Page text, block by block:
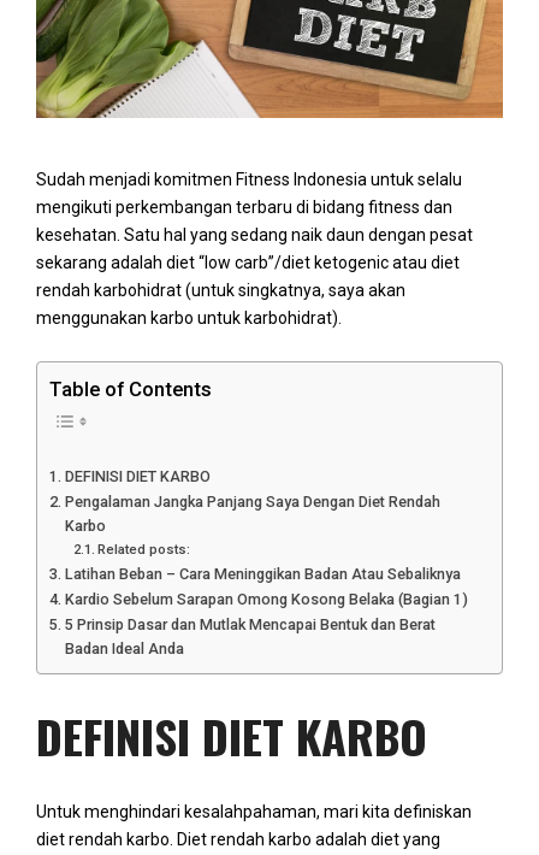
Sudah menjadi komitmen Fitness Indonesia untuk selalu
mengikuti perkembangan terbaru di bidang fitness dan
kesehatan. Satu hal yang sedang naik daun dengan pesat
sekarang adalah diet “low carb”/diet ketogenic atau diet
rendah karbohidrat (untuk singkatnya, saya akan
menggunakan karbo untuk karbohidrat).
Table of Contents
DEFINISI DIET KARBO
Pengalaman Jangka Panjang Saya Dengan Diet Rendah
Karbo
Related posts:
Latihan Beban – Cara Meninggikan Badan Atau Sebaliknya
Kardio Sebelum Sarapan Omong Kosong Belaka (Bagian 1)
5 Prinsip Dasar dan Mutlak Mencapai Bentuk dan Berat
Badan Ideal Anda
DEFINISI DIET KARBO
Untuk menghindari kesalahpahaman, mari kita definiskan
diet rendah karbo. Diet rendah karbo adalah diet yang